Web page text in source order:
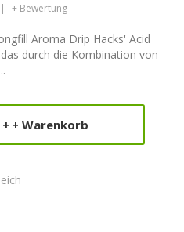
+ Bewertung
Aroma Drip Hacks' Acid
durch die Kombination von
+ Warenkorb